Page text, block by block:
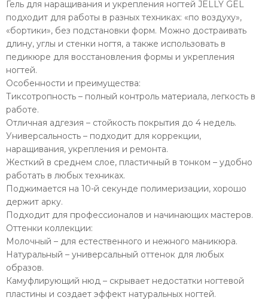
Гель для наращивания и укрепления ногтей JELLY GEL
подходит для работы в разных техниках: «по воздуху»,
«бортики», без подстановки форм. Можно достраивать
длину, углы и стенки ногтя, а также использовать в
педикюре для восстановления формы и укрепления
ногтей.
Особенности и преимущества:
Тиксотропность – полный контроль материала, легкость в
работе.
Отличная адгезия – стойкость покрытия до 4 недель.
Универсальность – подходит для коррекции,
наращивания, укрепления и ремонта.
Жесткий в среднем слое, пластичный в тонком – удобно
работать в любых техниках.
Поджимается на 10-й секунде полимеризации, хорошо
держит арку.
Подходит для профессионалов и начинающих мастеров.
Оттенки коллекции:
Молочный – для естественного и нежного маникюра.
Натуральный – универсальный оттенок для любых
образов.
Камуфлирующий нюд – скрывает недостатки ногтевой
пластины и создает эффект натуральных ногтей.